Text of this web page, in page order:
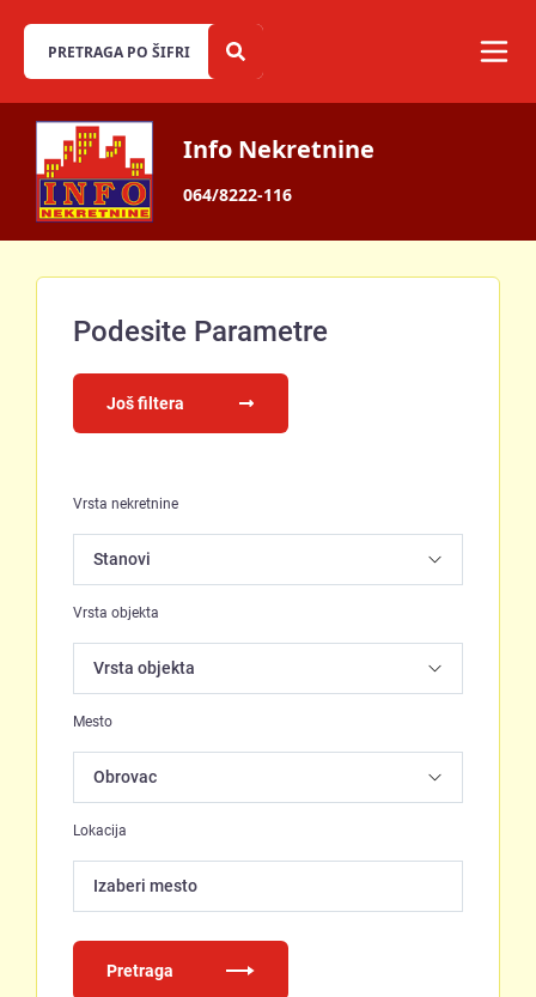
Info Nekretnine
064/8222-116
Podesite Parametre
Još filtera
Vrsta nekretnine
Vrsta objekta
Mesto
Lokacija
Izaberi mesto
Pretraga